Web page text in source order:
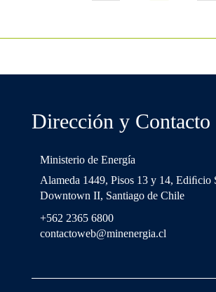
Dirección y Contacto
Ministerio de Energía
Alameda 1449, Pisos 13 y 14, Ediﬁcio
Downtown II, Santiago de Chile
+562 2365 6800
contactoweb@minenergia.cl